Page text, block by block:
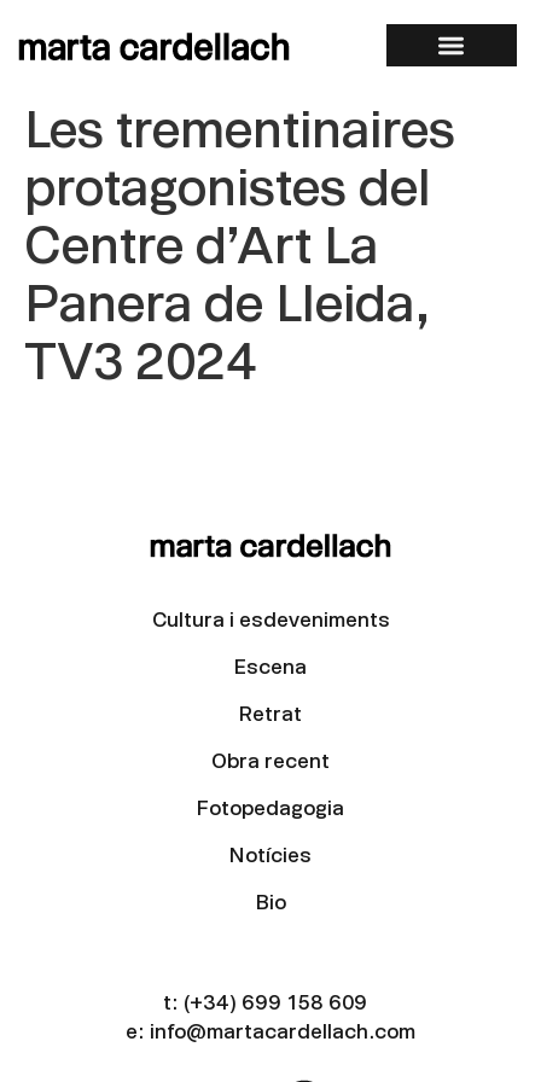
Les trementinaires
protagonistes del
Centre d’Art La
Panera de Lleida,
TV3 2024
Cultura i esdeveniments
Escena
Retrat
Obra recent
Fotopedagogia
Notícies
Bio
t: (+34) 699 158 609
e: info@martacardellach.com